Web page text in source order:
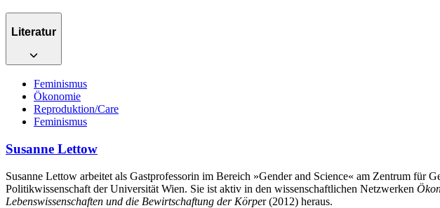
Literatur
Feminismus
Ökonomie
Reproduktion/Care
Feminismus
Susanne Lettow
Susanne Lettow arbeitet als Gastprofessorin im Bereich »Gender and Science« am Zentrum
Politikwissenschaft der Universität Wien. Sie ist aktiv in den wissenschaftlichen Netzwerken
Lebenswissenschaften und die Bewirtschaftung der Körper (2012) heraus.